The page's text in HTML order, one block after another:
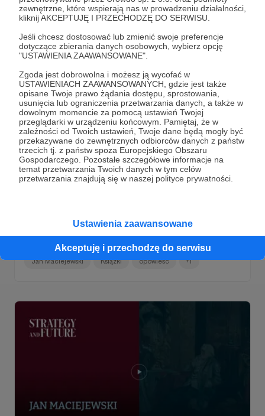
zewnętrzne, które wspierają nas w prowadzeniu działalności,
kliknij AKCEPTUJĘ I PRZECHODZĘ DO SERWISU.
Jeśli chcesz dostosować lub zmienić swoje preferencje
dotyczące zbierania danych osobowych, wybierz opcję
"USTAWIENIA ZAAWANSOWANE".
Zgoda jest dobrowolna i możesz ją wycofać w
USTAWIENIACH ZAAWANSOWANYCH, gdzie jest także
opisane Twoje prawo żądania dostępu, sprostowania,
usunięcia lub ograniczenia przetwarzania danych, a także w
dowolnym momencie za pomocą ustawień Twojej
przeglądarki w urządzeniu końcowym. Pamiętaj, że w
zależności od Twoich ustawień, Twoje dane będą mogły być
przekazywane do zewnętrznych odbiorców danych z państw
trzecich tj. z państw spoza Europejskiego Obszaru
Gospodarczego. Pozostałe szczegółowe informacje na
temat przetwarzania Twoich danych w tym celów
przetwarzania znajdują się w naszej polityce prywatności.
Ustawienia zaawansowane
Akceptuję i przechodzę do serwisu
Jan Maciejewski Polska Recenzje
23.02.2024 Brak komentarzy
Auguście. Odcinek drugi. Kingmaker
Ostatni. Opowieść o Stanisławie Auguście. Odcinek drugi.
Kingmaker
Jan Maciejewski Książki opowieść +1